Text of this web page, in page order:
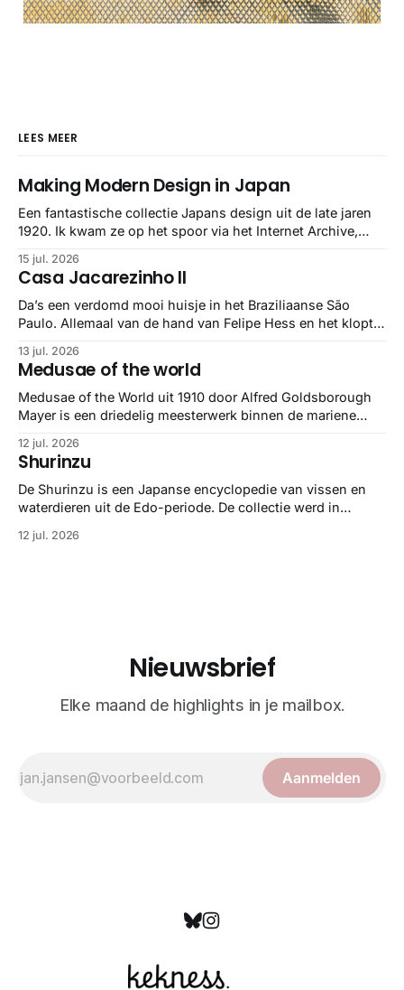
LEES MEER
Making Modern Design in Japan
Een fantastische collectie Japans design uit de late jaren
1920. Ik kwam ze op het spoor via het Internet Archive,
gebundeld in een: boek ✨ Daarin hebben ze alle scans een
stuk netter getrokken, maar op deze manier vind ik ze er
minstens
15 jul. 2026
Casa Jacarezinho II
Da’s een verdomd mooi huisje in het Braziliaanse São
Paulo. Allemaal van de hand van Felipe Hess en het klopt
13 jul. 2026
Medusae of the world
Medusae of the World uit 1910 door Alfred Goldsborough
Mayer is een driedelig meesterwerk binnen de mariene
gedetailleerd overzicht van kwallensoorten en hun
taxonomie. Het boek staat bekend om de combinatie van
strikte wetenschap met prachtige, handgetekende
illustraties en kleurendrukplaten van Mayer zelf.
12 jul. 2026
Shurinzu
De Shurinzu is een Japanse encyclopedie van vissen en
waterdieren uit de Edo-periode. De collectie werd in
bekend om verfijnde technieken en bijna driedimensionale
12 jul. 2026
Nieuwsbrief
Elke maand de highlights in je mailbox.
Aanmelden